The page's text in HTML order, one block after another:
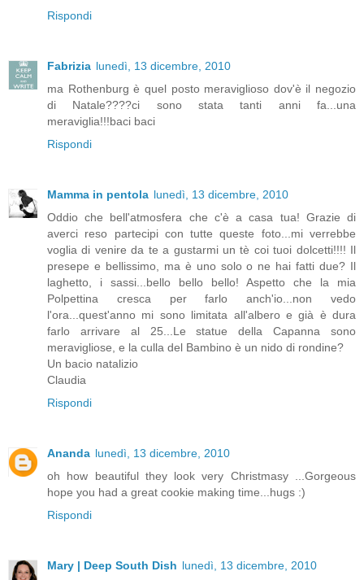
Rispondi
Fabrizia lunedì, 13 dicembre, 2010
ma Rothenburg è quel posto meraviglioso dov'è il negozio
di Natale????ci sono stata tanti anni fa...una
meraviglia!!!baci baci
Rispondi
Mamma in pentola lunedì, 13 dicembre, 2010
Oddio che bell'atmosfera che c'è a casa tua! Grazie di
averci reso partecipi con tutte queste foto...mi verrebbe
voglia di venire da te a gustarmi un tè coi tuoi dolcetti!!!! Il
presepe e bellissimo, ma è uno solo o ne hai fatti due? Il
laghetto, i sassi...bello bello bello! Aspetto che la mia
Polpettina cresca per farlo anch'io...non vedo
l'ora...quest'anno mi sono limitata all'albero e già è dura
farlo arrivare al 25...Le statue della Capanna sono
meravigliose, e la culla del Bambino è un nido di rondine?
Un bacio natalizio
Claudia
Rispondi
Ananda lunedì, 13 dicembre, 2010
oh how beautiful they look very Christmasy ...Gorgeous
hope you had a great cookie making time...hugs :)
Rispondi
Mary | Deep South Dish lunedì, 13 dicembre, 2010